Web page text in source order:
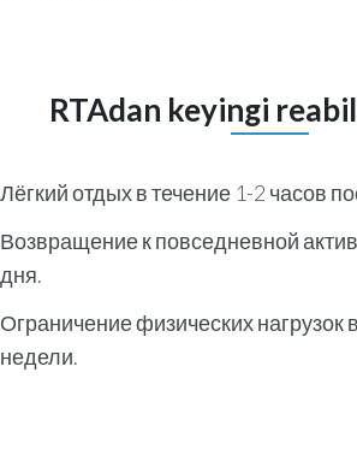
RTAdan keyingi
Лёгкий отдых в течение 1-2 часов
Возвращение к повседневной
дня.
Ограничение физических нагрузок
недели.